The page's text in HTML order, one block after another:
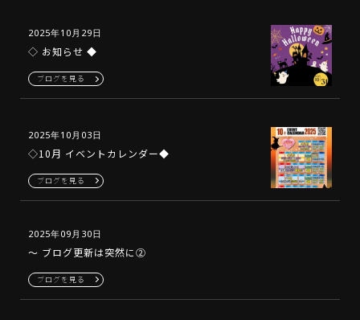
2025年10月29日
◇ お知らせ ◆
ブログを見る
2025年10月03日
◇10月 イベントカレンダー◆
ブログを見る
2025年09月30日
～ ブログ更新は突然に②
ブログを見る